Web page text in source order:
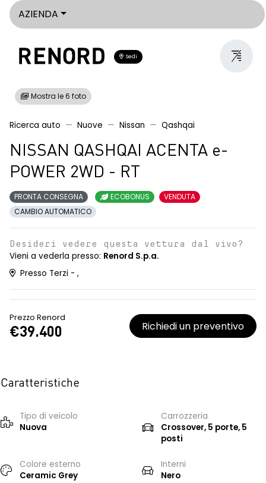
AZIENDA
Sedi
Mostra le 6 foto
Ricerca auto Nuove Nissan Qashqai
NISSAN QASHQAI ACENTA e-
POWER 2WD - RT
PRONTA CONSEGNA ECOBONUS
VENDUTA
CAMBIO AUTOMATICO
Desideri vedere questa vettura dal vivo?
Vieni a vederla presso: Renord S.p.a.
Presso Terzi - ,
Prezzo Renord
€39.400 Richiedi un preventivo
Caratteristiche
Tipo di veicolo
Nuova
Carrozzeria
Crossover, 5 porte, 5
posti
Colore esterno
Ceramic Grey
Interni
Nero